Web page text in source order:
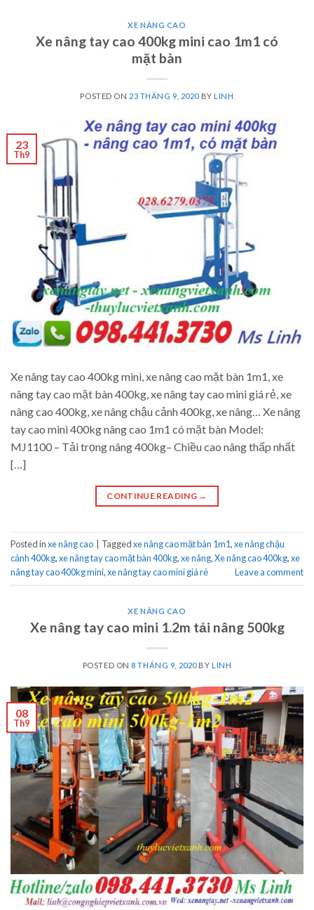
XE NÂNG CAO
Xe nâng tay cao 400kg mini cao 1m1 có
mặt bàn
POSTED ON 23 THÁNG 9, 2020 BYLINH
23
Th9
Xe nâng tay cao 400kg mini, xe nâng cao mặt bàn 1m1, xe
nâng tay cao mặt bàn 400kg, xe nâng tay cao mini giá rẻ, xe
nâng cao 400kg, xe nâng chậu cảnh 400kg, xe nâng… Xe nâng
tay cao mini 400kg nâng cao 1m1 có mặt bàn Model:
MJ1100 – Tải trọng nâng 400kg– Chiều cao nâng thấp nhất
[…]
CONTINUE READING →
Posted inxe nâng cao Taggedxe nâng cao mặt bàn 1m1,xe nâng chậu
cảnh 400kg,xe nâng tay cao mặt bàn 400kg,xe nâng,Xe nâng cao 400kg,xe
nâng tay cao 400kg mini,xe nâng tay cao mini giá rẻ Leave a comment
XE NÂNG CAO
Xe nâng tay cao mini 1.2m tải nâng 500kg
POSTED ON 8 THÁNG 9, 2020BY LINH
08
Th9